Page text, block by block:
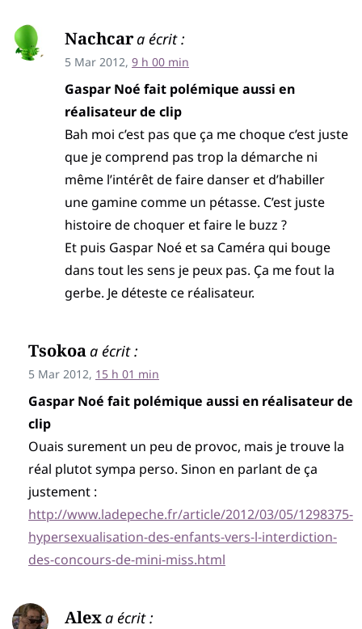
Nachcara écrit :
5 Mar 2012, 9 h 00 min
Gaspar Noé fait polémique aussi en
réalisateur de clip
Bah moi c’est pas que ça me choque c’est juste
que je comprend pas trop la démarche ni
même l’intérêt de faire danser et d’habiller
une gamine comme un pétasse. C’est juste
histoire de choquer et faire le buzz ?
Et puis Gaspar Noé et sa Caméra qui bouge
dans tout les sens je peux pas. Ça me fout la
gerbe. Je déteste ce réalisateur.
Tsokoaa écrit :
5 Mar 2012, 15 h 01 min
Gaspar Noé fait polémique aussi en réalisateur de
clip
Ouais surement un peu de provoc, mais je trouve la
réal plutot sympa perso. Sinon en parlant de ça
justement :
http://www.ladepeche.fr/article/2012/03/05/1298375-
hypersexualisation-des-enfants-vers-l-interdiction-
des-concours-de-mini-miss.html
Alexa écrit :